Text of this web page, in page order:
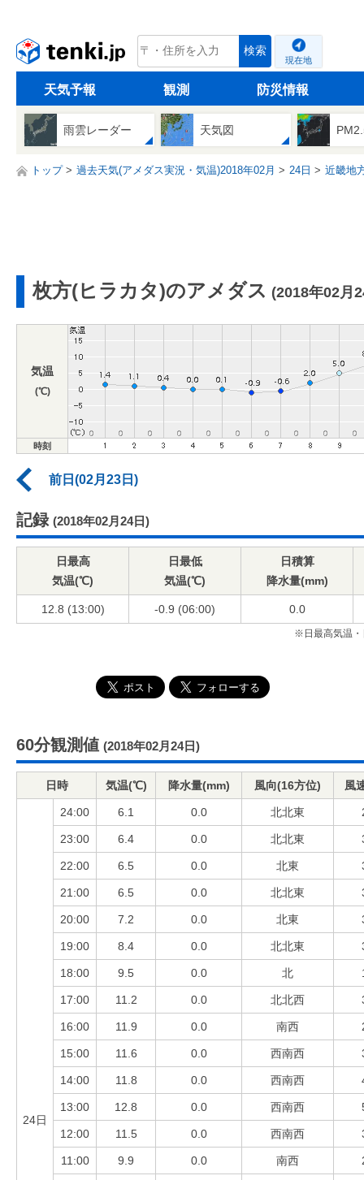
tenki.jp 検索
現在地
天気予報 観測 防災情報
雨雲レーダー 天気図
トップ 過去天気(アメダス実況・気温)2018年02月 24日 近畿地
枚方(ヒラカタ)のアメダス (2018年02月
気温
(℃)
時刻
前日(02月23日)
記録 (2018年02月24日)
日最高
気温(℃)
日最低
気温(℃)
日積算
降水量(mm)
12.8 (13:00) -0.9 (06:00) 0.0
※日最高気温・
60分観測値 (2018年02月24日)
日時 気温(℃) 降水量(mm) 風向(16方位) 風
24日
24:00 6.1 0.0 北北東
23:00 6.4 0.0 北北東
22:00 6.5 0.0 北東
21:00 6.5 0.0 北北東
20:00 7.2 0.0 北東
19:00 8.4 0.0 北北東
18:00 9.5 0.0 北
17:00 11.2 0.0 北北西
16:00 11.9 0.0 南西
15:00 11.6 0.0 西南西
14:00 11.8 0.0 西南西
13:00 12.8 0.0 西南西
12:00 11.5 0.0 西南西
11:00 9.9 0.0 南西